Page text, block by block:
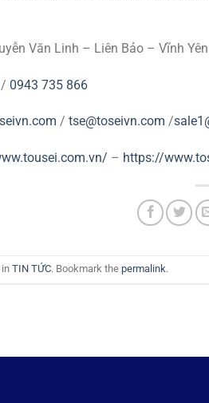
Văn Linh – Liên Bảo – Vĩnh
/ 0943 735 866
/ tse@toseivn.com /
– https://
TIN TỨC. Bookmark the permalink.